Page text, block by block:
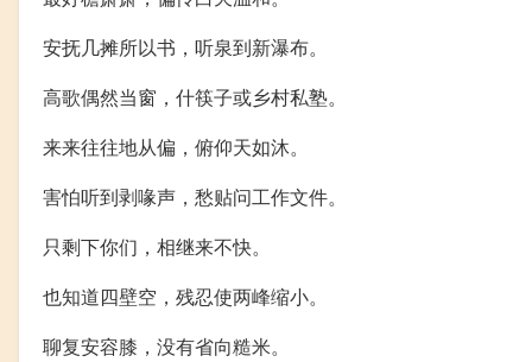
安抚几摊所以书，听泉到新瀑布。
高歌偶然当窗，什筷子或乡村私塾。
来来往往地从偏，俯仰天如沐。
害怕听到剥喙声，愁贴问工作文件。
只剩下你们，相继来不快。
也知道四壁空，残忍使两峰缩小。
聊复安容膝，没有省向糙米。